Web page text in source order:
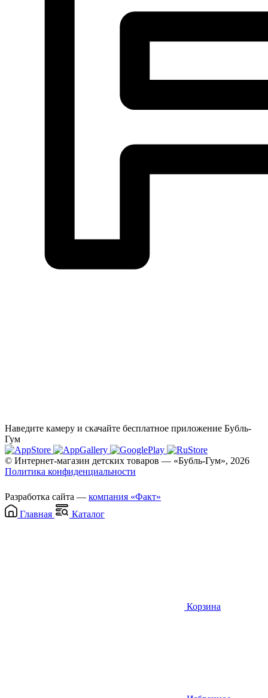
Наведите камеру и скачайте бесплатное приложение Бубль-
Гум
© Интернет-магазин детских товаров — «Бубль-Гум», 2026
Политика конфиденциальности
Разработка сайта — компания «Факт»
Главная
Каталог
Корзина